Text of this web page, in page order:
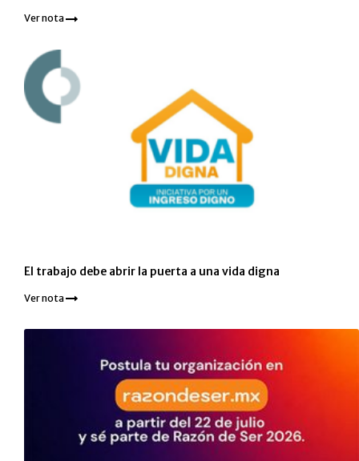
Ver nota
El trabajo debe abrir la puerta a una vida digna
Ver nota